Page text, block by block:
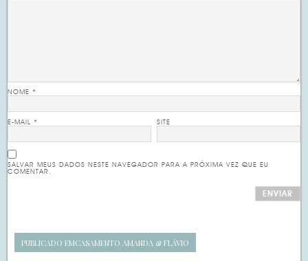
NOME*
E-MAIL* SITE
SALVAR MEUS DADOS NESTE NAVEGADOR PARA A PRÓXIMA VEZ QUE EU
COMENTAR.
PUBLICADO EMCASAMENTO AMANDA & FLÁVIO